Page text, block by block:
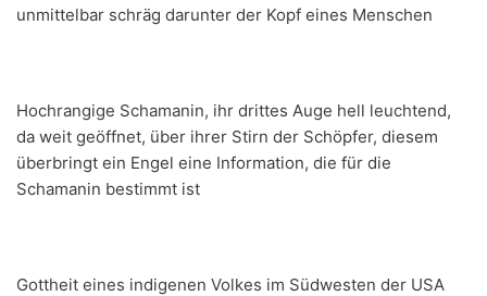
unmittelbar schräg darunter der Kopf eines Menschen
Hochrangige Schamanin, ihr drittes Auge hell leuchtend,
da weit geöffnet, über ihrer Stirn der Schöpfer, diesem
überbringt ein Engel eine Information, die für die
Schamanin bestimmt ist
Gottheit eines indigenen Volkes im Südwesten der USA